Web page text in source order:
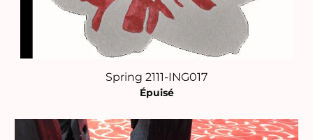
Spring 2111-ING017
Épuisé